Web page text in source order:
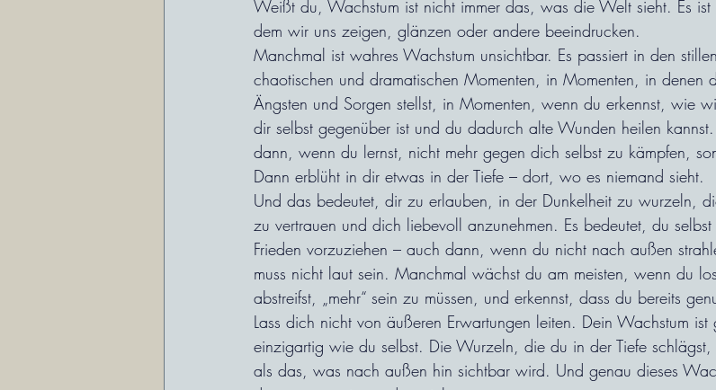
Weißt du, Wachstum ist nicht immer das, was die Welt sieht. Es
dem wir uns zeigen, glänzen oder andere beeindrucken.
Manchmal ist wahres Wachstum unsichtbar. Es passiert in den
chaotischen und dramatischen Momenten, in Momenten, in denen
Ängsten und Sorgen stellst, in Momenten, wenn du erkennst, wie
dir selbst gegenüber ist und du dadurch alte Wunden heilen
dann, wenn du lernst, nicht mehr gegen dich selbst zu kämpfen,
Dann erblüht in dir etwas in der Tiefe – dort, wo es niemand sieht.
Und das bedeutet, dir zu erlauben, in der Dunkelheit zu wurzeln,
zu vertrauen und dich liebevoll anzunehmen. Es bedeutet, du
Frieden vorzuziehen – auch dann, wenn du nicht nach außen
muss nicht laut sein. Manchmal wächst du am meisten, wenn du
abstreifst, „mehr“ sein zu müssen, und erkennst, dass du bereits
Lass dich nicht von äußeren Erwartungen leiten. Dein Wachstum
einzigartig wie du selbst. Die Wurzeln, die du in der Tiefe
als das, was nach außen hin sichtbar wird. Und genau dieses